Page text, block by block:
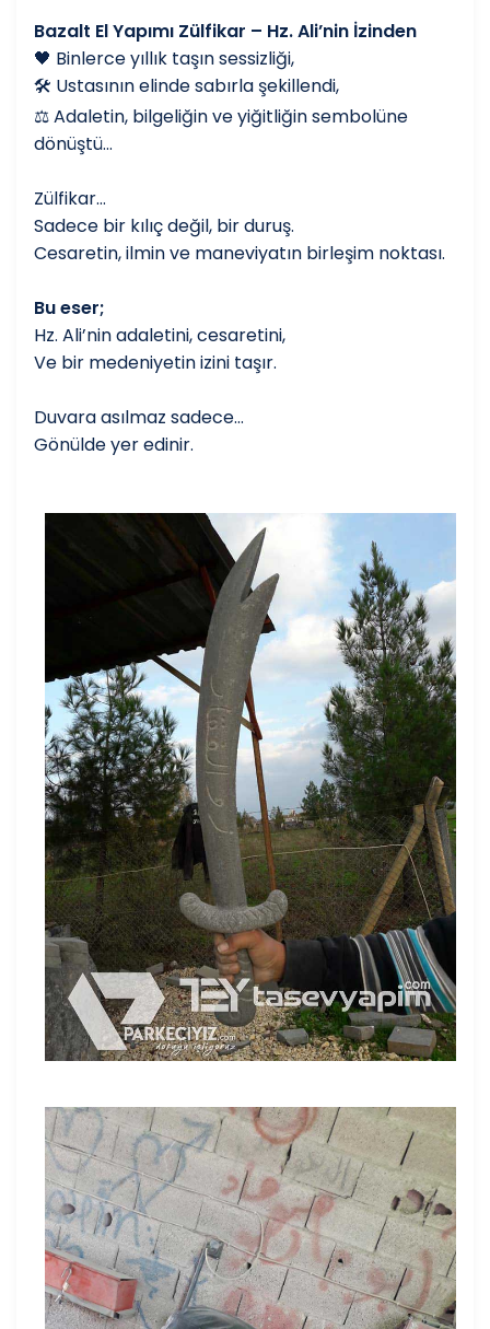
Bazalt El Yapımı Zülfikar – Hz. Ali’nin İzinden
🖤 Binlerce yıllık taşın sessizliği,
🛠️ Ustasının elinde sabırla şekillendi,
⚖️ Adaletin, bilgeliğin ve yiğitliğin sembolüne
dönüştü…
Zülfikar…
Sadece bir kılıç değil, bir duruş.
Cesaretin, ilmin ve maneviyatın birleşim noktası.
Bu eser;
Hz. Ali’nin adaletini, cesaretini,
Ve bir medeniyetin izini taşır.
Duvara asılmaz sadece…
Gönülde yer edinir.